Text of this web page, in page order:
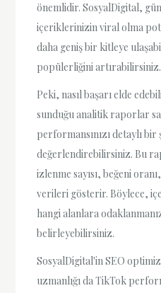
önemlidir. SosyalDigital,
içeriklerinizin viral olma
daha geniş bir kitleye
popülerliğini artırabilirsiniz.
Peki, nasıl başarı elde
sunduğu analitik raporlar
performansınızı detaylı bir
değerlendirebilirsiniz. Bu
izlenme sayısı, beğeni
verileri gösterir. Böylece,
hangi alanlara
belirleyebilirsiniz.
SosyalDigital'in SEO
uzmanlığı da TikTok